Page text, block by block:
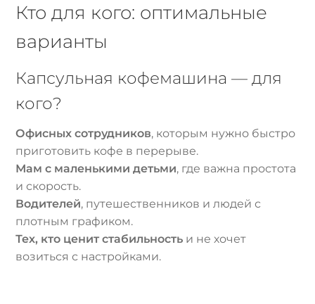
Кто для кого: оптимальные
варианты
Капсульная кофемашина — для
кого?
Офисных сотрудников, которым нужно быстро
приготовить кофе в перерыве.
Мам с маленькими детьми, где важна простота
и скорость.
Водителей, путешественников и людей с
плотным графиком.
Тех, кто ценит стабильность и не хочет
возиться с настройками.